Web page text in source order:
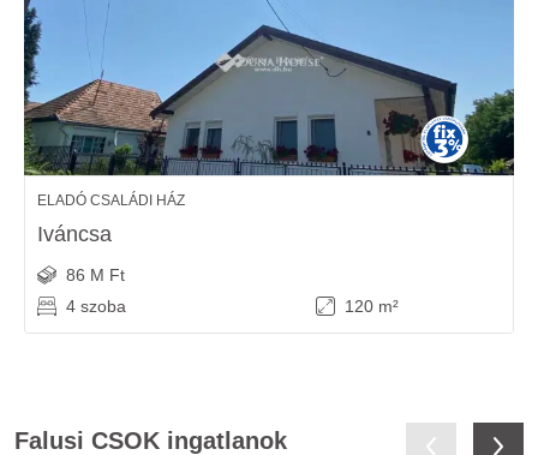
ELADÓ CSALÁDI HÁZ
Iváncsa
86 M Ft
4 szoba
120 m²
Falusi CSOK ingatlanok